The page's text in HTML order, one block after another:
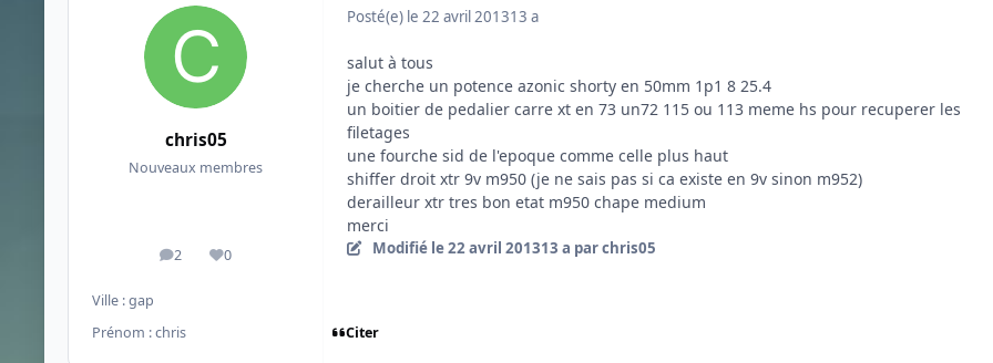
chris05
Nouveaux membres
2
messages
0
Réputation
Ville :gap
Prénom :chris
Posté(e) le 22 avril 201313 a
salut à tous
je cherche un potence azonic shorty en 50mm 1p1 8 25.4
un boitier de pedalier carre xt en 73 un72 115 ou 113 meme hs pour recuperer les
filetages
une fourche sid de l'epoque comme celle plus haut
shiffer droit xtr 9v m950 (je ne sais pas si ca existe en 9v sinon m952)
derailleur xtr tres bon etat m950 chape medium
merci
Modifié le 22 avril 201313 a par chris05
Citer